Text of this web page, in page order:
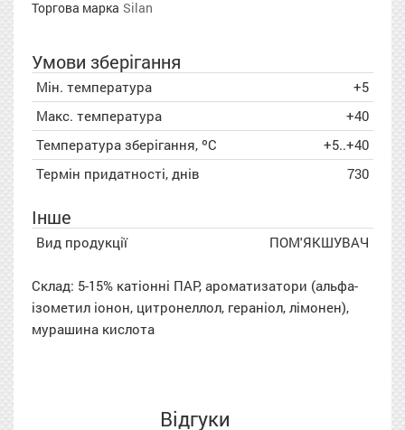
Торгова марка Silan
Умови зберігання
Мін. температура
+5
Макс. температура
+40
Температура зберігання, ºC
+5..+40
Термін придатності, днів
730
Інше
Вид продукції ПОМ'ЯКШУВАЧ
Склад: 5-15% катіонні ПАР, ароматизатори (альфа-
ізометил іонон, цитронеллол, гераніол, лімонен),
мурашина кислота
Відгуки